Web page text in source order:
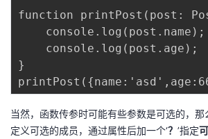
function printPost(post:
    console.log(post.name);
    console.log(post.age);
}
当然，函数传参时可能有些参数是可选的，
定义可选的成员，通过属性后加一个‘？ ’指定